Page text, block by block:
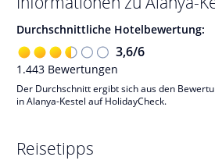
Durchschnittliche Hotelbewertung:
3,6/6
1.443 Bewertungen
Der Durchschnitt ergibt sich aus den
in Alanya-Kestel auf HolidayCheck.
Reisetipps